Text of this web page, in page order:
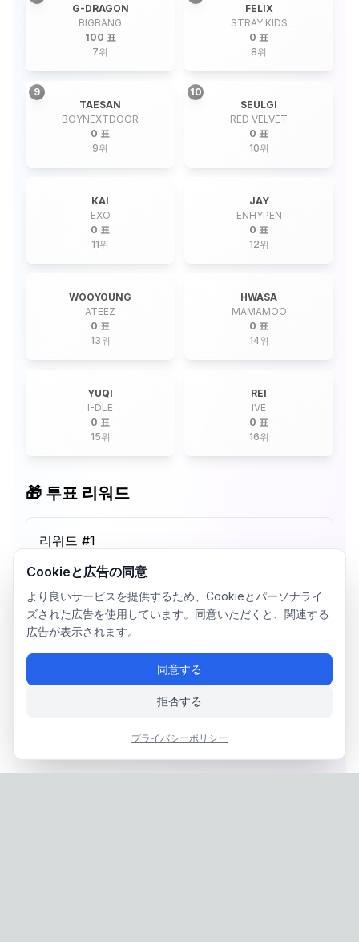
G-DRAGON
BIGBANG
100 표
7위
FELIX
STRAY KIDS
0 표
8위
9
TAESAN
BOYNEXTDOOR
0 표
9위
10
SEULGI
RED VELVET
0 표
10위
KAI
EXO
0 표
11위
JAY
ENHYPEN
0 표
12위
WOOYOUNG
ATEEZ
0 표
13위
HWASA
MAMAMOO
0 표
14위
YUQI
I-DLE
0 표
15위
REI
IVE
0 표
16위
🎁 투표 리워드
리워드 #1
Cookieと広告の同意
より良いサービスを提供するため、Cookieとパーソナライ
ズされた広告を使用しています。同意いただくと、関連する
広告が表示されます。
同意する
拒否する
プライバシーポリシー